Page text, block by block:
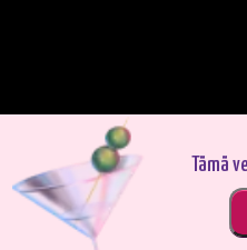
Pelaa demotilassa. Oikealla
Tämä